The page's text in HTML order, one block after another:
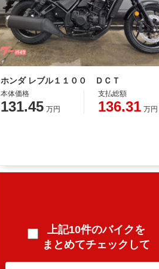
ホンダ レブル１１００ ＤＣＴ
本体価格
131.45 万円
支払総額
136.31 万円
上記10件のバイクを
まとめてチェックして